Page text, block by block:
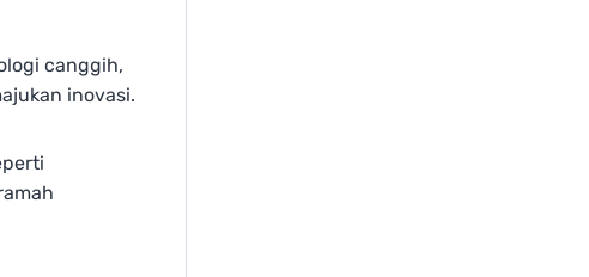
canggih,
inovasi.